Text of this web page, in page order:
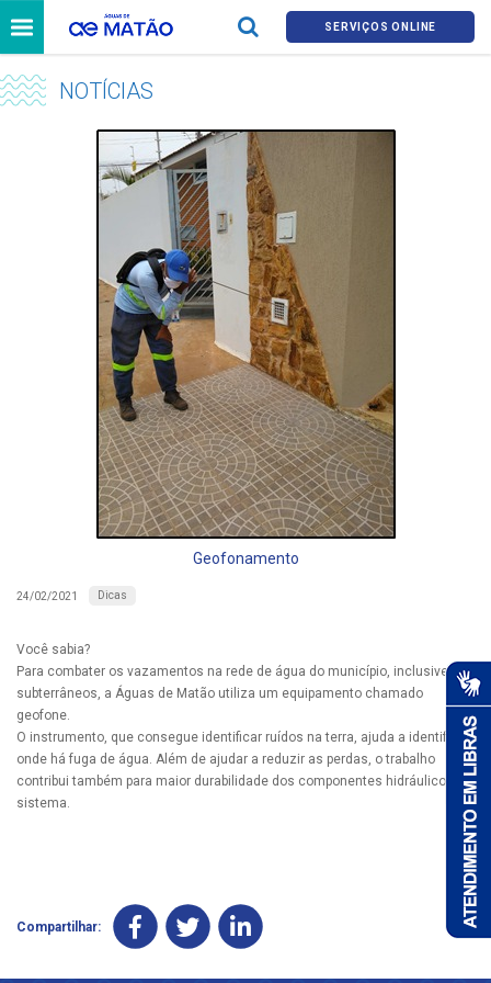
SERVIÇOS ONLINE
NOTÍCIAS
Geofonamento
24/02/2021 Dicas
Você sabia?
Para combater os vazamentos na rede de água do município, inclusive os
subterrâneos, a Águas de Matão utiliza um equipamento chamado
geofone.
O instrumento, que consegue identificar ruídos na terra, ajuda a identificar
onde há fuga de água. Além de ajudar a reduzir as perdas, o trabalho
contribui também para maior durabilidade dos componentes hidráulicos do
sistema.
Compartilhar: